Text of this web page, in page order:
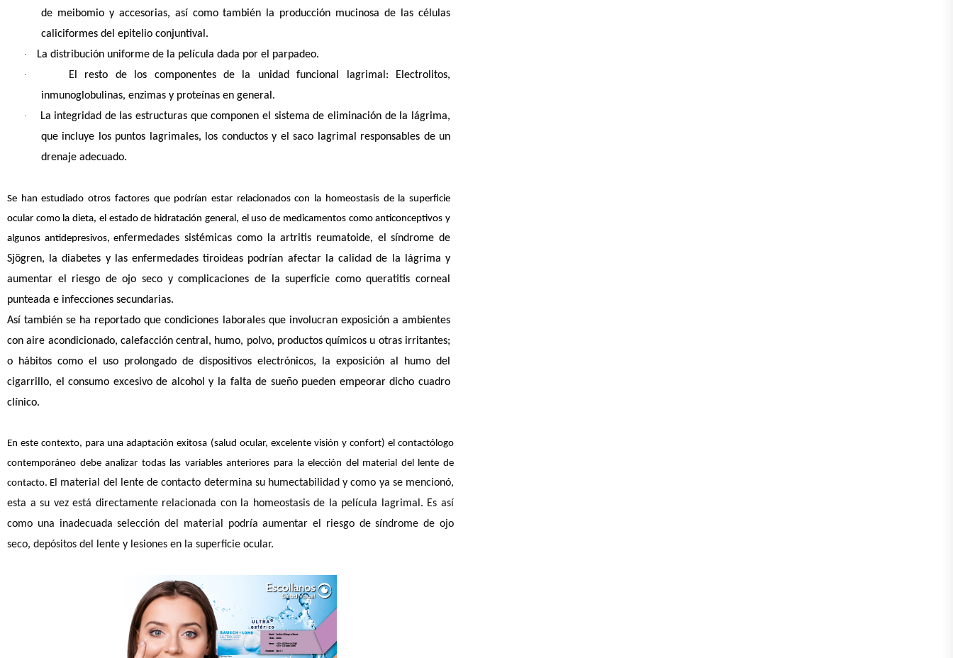
de meibomio y accesorias, así como también la producción mucinosa de las células
caliciformes del epitelio conjuntival.
· La distribución uniforme de la película dada por el parpadeo.
·
El resto de los componentes de la unidad funcional lagrimal: Electrolitos,
inmunoglobulinas, enzimas y proteínas en general.
·
La integridad de las estructuras que componen el sistema de eliminación de la lágrima,
que incluye los puntos lagrimales, los conductos y el saco lagrimal responsables de un
drenaje adecuado.
Se han estudiado otros factores que podrían estar relacionados con la homeostasis de la superficie
ocular como la dieta, el estado de hidratación general, el uso de medicamentos como anticonceptivos y
algunos antidepresivos, enfermedades sistémicas como la artritis reumatoide, el síndrome de
Sjögren, la diabetes y las enfermedades tiroideas podrían afectar la calidad de la lágrima y
aumentar el riesgo de ojo seco y complicaciones de la superficie como queratitis corneal
punteada e infecciones secundarias.
Así también se ha reportado que condiciones laborales que involucran exposición a ambientes
con aire acondicionado, calefacción central, humo, polvo, productos químicos u otras irritantes;
o hábitos como el uso prolongado de dispositivos electrónicos, la exposición al humo del
cigarrillo, el consumo excesivo de alcohol y la falta de sueño pueden empeorar dicho cuadro
clínico.
En este contexto, para una adaptación exitosa (salud ocular, excelente visión y confort) el contactólogo
contemporáneo debe analizar todas las variables anteriores para la elección del material del lente de
contacto. El material del lente de contacto determina su humectabilidad y como ya se mencionó,
esta a su vez está directamente relacionada con la homeostasis de la película lagrimal. Es así
como una inadecuada selección del material podría aumentar el riesgo de síndrome de ojo
seco, depósitos del lente y lesiones en la superficie ocular.